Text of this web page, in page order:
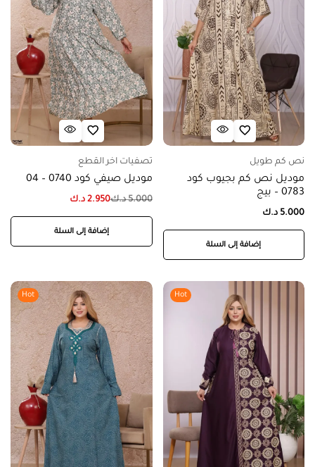
نص كم طويل
موديل نص كم بجيوب كود
0783 – بيج
5.000 د.ك
إضافة إلى السلة
تصفيات اخر القطع
موديل صيفي كود 0740 – 04
5.000 د.ك2.950 د.ك
إضافة إلى السلة
Hot
Hot